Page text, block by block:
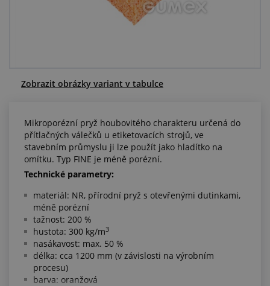
O nás a kariéra
Zobrazit obrázky variant v tabulce
Mikroporézní pryž houbovitého charakteru určená do
přítlačných válečků u etiketovacích strojů, ve
stavebním průmyslu ji lze použít jako hladítko na
omítku. Typ FINE je méně porézní.
Technické parametry:
materiál: NR, přírodní pryž s otevřenými dutinkami,
méně porézní
tažnost: 200 %
hustota: 300 kg/m3
nasákavost: max. 50 %
délka: cca 1200 mm (v závislosti na výrobním
procesu)
barva: oranžová